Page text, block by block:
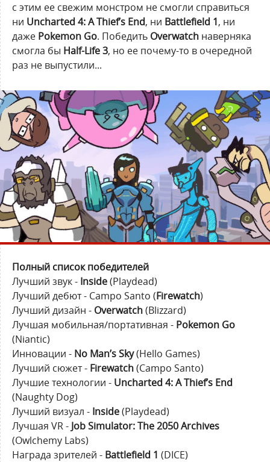
с этим ее свежим монстром не смогли справиться
ни Uncharted 4: A Thief’s End, ни Battlefield 1, ни
даже Pokemon Go. Победить Overwatch наверняка
смогла бы Half-Life 3, но ее почему-то в очередной
раз не выпустили...
Полный список победителей
Лучший звук - Inside(Playdead)
Лучший дебют - Campo Santo (Firewatch)
Лучший дизайн - Overwatch(Blizzard)
Лучшая мобильная/портативная - Pokemon Go
(Niantic)
Инновации - No Man’s Sky(Hello Games)
Лучший сюжет - Firewatch(Campo Santo)
Лучшие технологии - Uncharted 4: A Thief’s End
(Naughty Dog)
Лучший визуал - Inside(Playdead)
Лучшая VR - Job Simulator: The 2050 Archives
(Owlchemy Labs)
Награда зрителей - Battlefield 1 (DICE)